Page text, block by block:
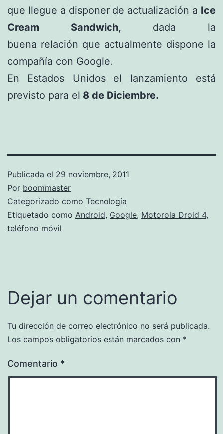
que llegue a disponer de actualización a Ice
Cream Sandwich, dada la
buena relación que actualmente dispone la
compañía con Google.
En Estados Unidos el lanzamiento está
previsto para el 8 de Diciembre.
Publicada el 29 noviembre, 2011
Por boommaster
Categorizado como Tecnología
Etiquetado como Android, Google, Motorola Droid 4,
teléfono móvil
Dejar un comentario
Tu dirección de correo electrónico no será publicada.
Los campos obligatorios están marcados con *
Comentario *